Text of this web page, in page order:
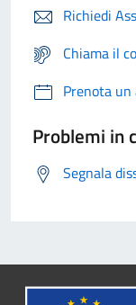
Richiedi
Chiama il
Prenota
Problemi in
Segnala